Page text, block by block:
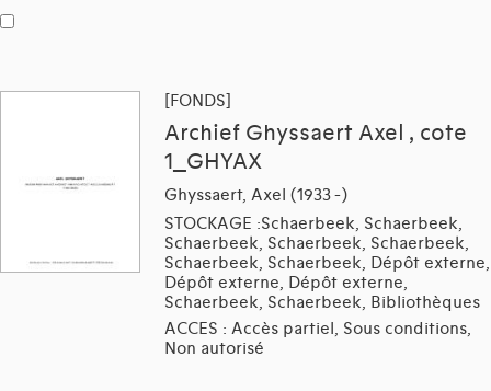
[FONDS]
Archief Ghyssaert Axel , cote
1_GHYAX
Ghyssaert, Axel (1933 -)
STOCKAGE :Schaerbeek, Schaerbeek,
Schaerbeek, Schaerbeek, Schaerbeek,
Schaerbeek, Schaerbeek, Dépôt externe,
Dépôt externe, Dépôt externe,
Schaerbeek, Schaerbeek, Bibliothèques
ACCES : Accès partiel, Sous conditions,
Non autorisé